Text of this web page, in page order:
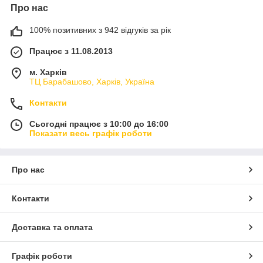
Про нас
100% позитивних з 942 відгуків за рік
Працює з 11.08.2013
м. Харків
ТЦ Барабашово, Харків, Україна
Контакти
Сьогодні працює з 10:00 до 16:00
Показати весь графік роботи
Про нас
Контакти
Доставка та оплата
Графік роботи